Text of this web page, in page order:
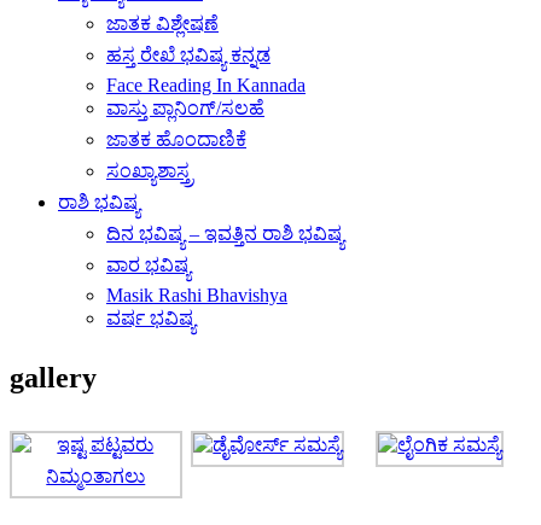
ಜಾತಕ ವಿಶ್ಲೇಷಣೆ
ಹಸ್ತ ರೇಖೆ ಭವಿಷ್ಯ ಕನ್ನಡ
Face Reading In Kannada
ವಾಸ್ತು ಪ್ಲಾನಿಂಗ್/ಸಲಹೆ
ಜಾತಕ ಹೊಂದಾಣಿಕೆ
ಸಂಖ್ಯಾಶಾಸ್ತ್ರ
ರಾಶಿ ಭವಿಷ್ಯ
ದಿನ ಭವಿಷ್ಯ – ಇವತ್ತಿನ ರಾಶಿ ಭವಿಷ್ಯ
ವಾರ ಭವಿಷ್ಯ
Masik Rashi Bhavishya
ವರ್ಷ ಭವಿಷ್ಯ
gallery